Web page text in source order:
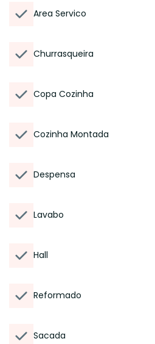
Area Servico
Churrasqueira
Copa Cozinha
Cozinha Montada
Despensa
Lavabo
Hall
Reformado
Sacada